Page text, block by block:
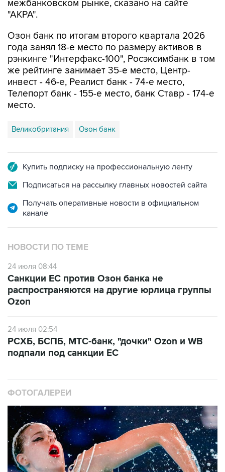
Озон банк по итогам второго квартала 2026
рэнкинге "Интерфакс-100", Росэксимбанк в том
же рейтинге занимает 35-е место, Центр-
инвест - 46-е, Реалист банк - 74-е место,
Телепорт банк - 155-е место, банк Ставр - 174-е
место.
Великобритания
Подписаться на рассылку главных новостей сайта
Получать оперативные новости в официальном
НОВОСТИ ПО ТЕМЕ
24 июля 08:44
распространяются на другие юрлица группы
Ozon
подпали под санкции ЕС